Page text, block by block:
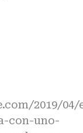
2019/04/
con-uno-